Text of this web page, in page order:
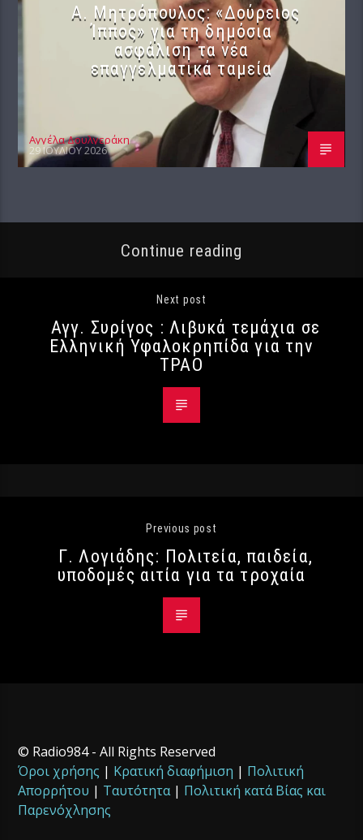
Α. Μητρόπουλος: «Δούρειος
Ίππος» για τη δημόσια
ασφάλιση τα νέα
επαγγελματικά ταμεία
Αγγέλα Δουλγεράκη
29 ΙΟΥΛΊΟΥ 2026
Continue reading
Next post
Αγγ. Συρίγος : Λιβυκά τεμάχια σε
Ελληνική Υφαλοκρηπίδα για την
ΤΡΑΟ
Previous post
Γ. Λογιάδης: Πολιτεία, παιδεία,
υποδομές αιτία για τα τροχαία
© Radio984 - All Rights Reserved
Όροι χρήσης | Κρατική διαφήμιση | Πολιτική
Απορρήτου | Ταυτότητα| Πολιτική κατά Βίας και
Παρενόχλησης